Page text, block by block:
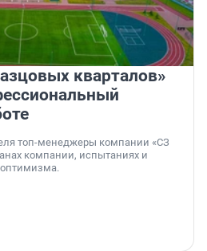
кварталов»
топ-менеджеры компании «СЗ
компании, испытаниях и
оптимизма.